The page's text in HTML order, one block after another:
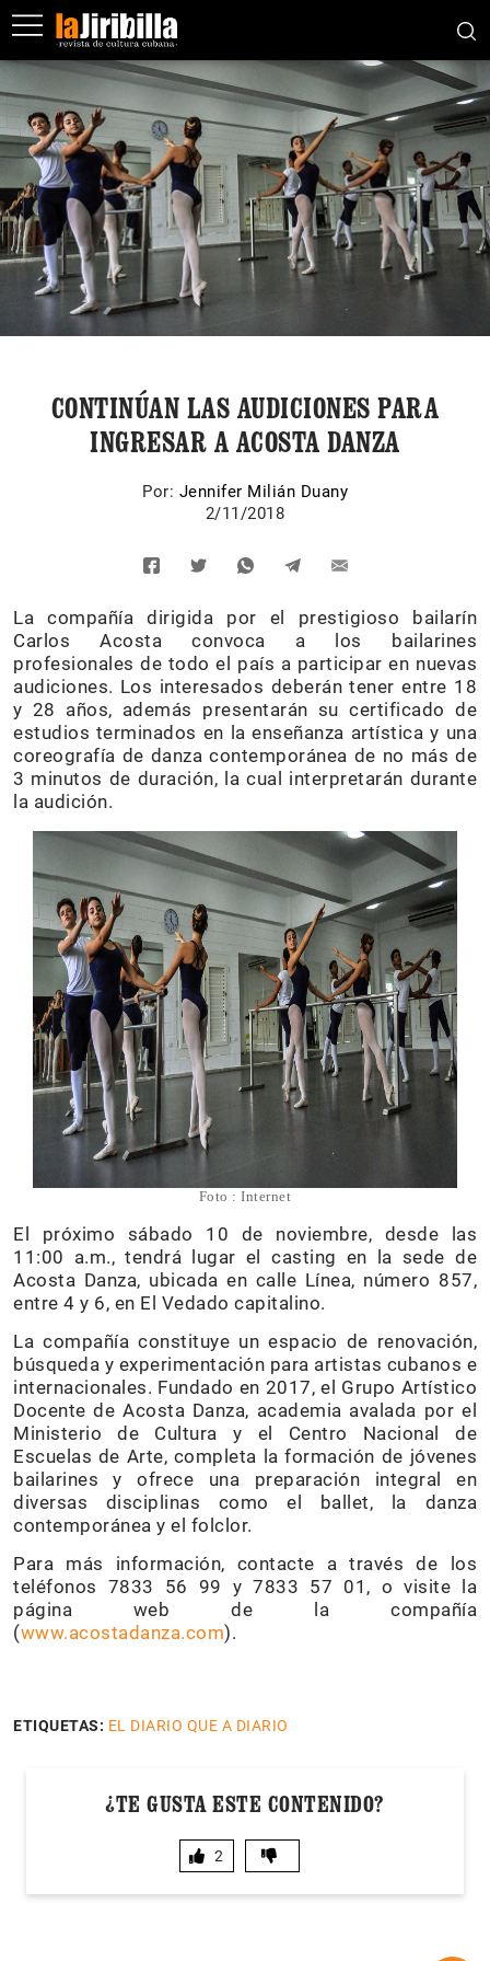
CONTINÚAN LAS AUDICIONES PARA
INGRESAR A ACOSTA DANZA
Por: Jennifer Milián Duany
2/11/2018
La compañía dirigida por el prestigioso bailarín
Carlos Acosta convoca a los bailarines
profesionales de todo el país a participar en nuevas
audiciones. Los interesados deberán tener entre 18
y 28 años, además presentarán su certificado de
estudios terminados en la enseñanza artística y una
coreografía de danza contemporánea de no más de
3 minutos de duración, la cual interpretarán durante
la audición.
Foto : Internet
El próximo sábado 10 de noviembre, desde las
11:00 a.m., tendrá lugar el casting en la sede de
Acosta Danza, ubicada en calle Línea, número 857,
entre 4 y 6, en El Vedado capitalino.
La compañía constituye un espacio de renovación,
búsqueda y experimentación para artistas cubanos e
internacionales. Fundado en 2017, el Grupo Artístico
Docente de Acosta Danza, academia avalada por el
Ministerio de Cultura y el Centro Nacional de
Escuelas de Arte, completa la formación de jóvenes
bailarines y ofrece una preparación integral en
diversas disciplinas como el ballet, la danza
contemporánea y el folclor.
Para más información, contacte a través de los
teléfonos 7833 56 99 y 7833 57 01, o visite la
página web de la compañía
(www.acostadanza.com).
ETIQUETAS: EL DIARIO QUE A DIARIO
¿TE GUSTA ESTE CONTENIDO?
2